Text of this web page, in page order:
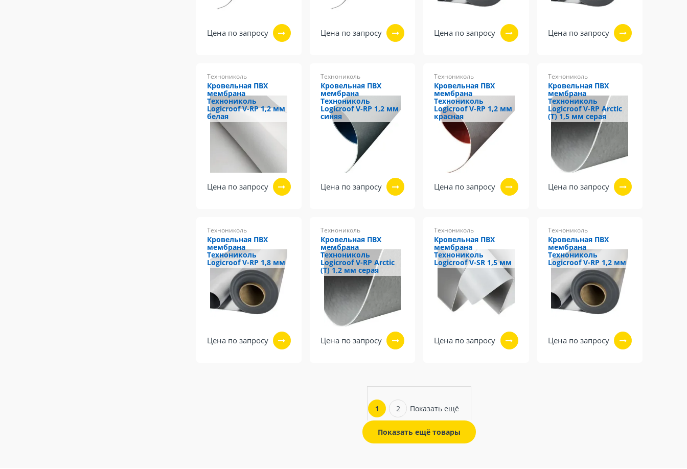
Цена по запросу Цена по запросу Цена по запросу Цена по запросу
Технониколь
Кровельная ПВХ
мембрана
Технониколь
Logicroof V-RP 1,2 мм
белая
Цена по запросу
Технониколь
Кровельная ПВХ
мембрана
Технониколь
Logicroof V-RP 1,2 мм
синяя
Цена по запросу
Технониколь
Кровельная ПВХ
мембрана
Технониколь
Logicroof V-RP 1,2 мм
красная
Цена по запросу
Технониколь
Кровельная ПВХ
мембрана
Технониколь
Logicroof V-RP Arctic
(Т) 1,5 мм серая
Цена по запросу
Технониколь
Кровельная ПВХ
мембрана
Технониколь
Logicroof V-RP 1,8 мм
Цена по запросу
Технониколь
Кровельная ПВХ
мембрана
Технониколь
Logicroof V-RP Arctic
(Т) 1,2 мм серая
Цена по запросу
Технониколь
Кровельная ПВХ
мембрана
Технониколь
Logicroof V-SR 1,5 мм
Цена по запросу
Технониколь
Кровельная ПВХ
мембрана
Технониколь
Logicroof V-RP 1,2 мм
Цена по запросу
1 2 Показать ещё
Показать ещё товары